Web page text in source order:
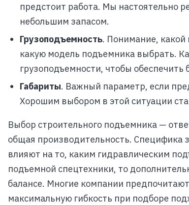
предстоит работа. Мы настоятельно
небольшим запасом.
Грузоподъемность. Понимание, какой
какую модель подъемника выбрать.
грузоподъемности, чтобы обеспечить
Габариты. Важный параметр, если
Хорошим выбором в этой ситуации
Выбор строительного подъемника —
общая производительность.
влияют на то, каким гидравлическим
подъемной спецтехники, то
балансе. Многие компании
максимальную гибкость при подборе